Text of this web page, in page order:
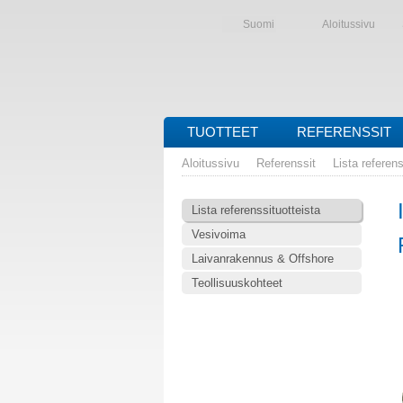
Suomi Aloitussivu
TUOTTEET REFERENSSIT
Aloitussivu Referenssit Lista
Lista referenssituotteista
Vesivoima
Laivanrakennus & Offshore
Teollisuuskohteet